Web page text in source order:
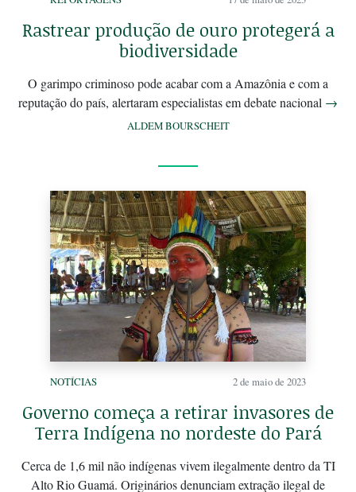
Rastrear produção de ouro protegerá a
biodiversidade
O garimpo criminoso pode acabar com a Amazônia e com a
reputação do país, alertaram especialistas em debate nacional →
ALDEM BOURSCHEIT
NOTÍCIAS 2 de maio de 2023
Governo começa a retirar invasores de
Terra Indígena no nordeste do Pará
Cerca de 1,6 mil não indígenas vivem ilegalmente dentro da TI
Alto Rio Guamá. Originários denunciam extração ilegal de